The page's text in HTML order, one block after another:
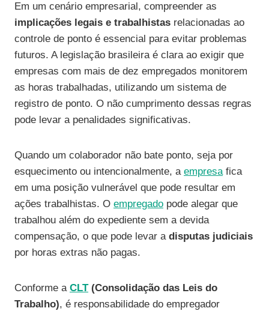
Em um cenário empresarial, compreender as
implicações legais e trabalhistas relacionadas ao
controle de ponto é essencial para evitar problemas
futuros. A legislação brasileira é clara ao exigir que
empresas com mais de dez empregados monitorem
as horas trabalhadas, utilizando um sistema de
registro de ponto. O não cumprimento dessas regras
pode levar a penalidades significativas.
Quando um colaborador não bate ponto, seja por
esquecimento ou intencionalmente, a empresafica
em uma posição vulnerável que pode resultar em
ações trabalhistas. O empregado pode alegar que
trabalhou além do expediente sem a devida
compensação, o que pode levar a disputas judiciais
por horas extras não pagas.
Conforme a CLT(Consolidação das Leis do
Trabalho), é responsabilidade do empregador